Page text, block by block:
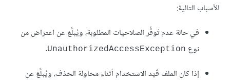
الأسباب التالية:
في حالة عدم تَوفُّر الصلاحيات المطلوبة، ويُبلَّغ عن اعتراض من
نوع UnauthorizedAccessException
.
إذا كان الملف قَيْد الاستخدام أثناء محاولة الحذف، ويُبلَّغ عن